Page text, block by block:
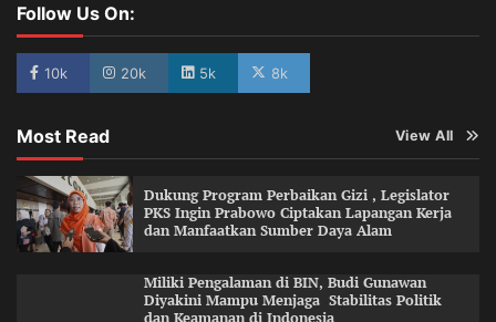
Follow Us On:
10k 20k 5k 8k
Most Read View All
Dukung Program Perbaikan Gizi , Legislator
PKS Ingin Prabowo Ciptakan Lapangan Kerja
dan Manfaatkan Sumber Daya Alam
Miliki Pengalaman di BIN, Budi Gunawan
Diyakini Mampu Menjaga Stabilitas Politik